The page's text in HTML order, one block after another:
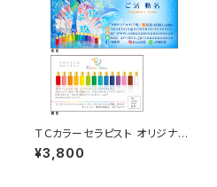
ＴＣカラーセラピスト オリジナル
名刺 50枚
¥3,800